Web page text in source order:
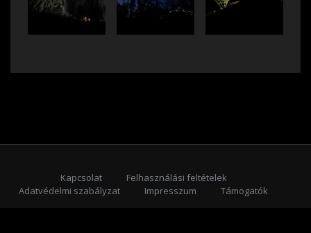
Kapcsolat
Felhasználási feltételek
Adatvédelmi szabályzat
Impresszum
Támogatók